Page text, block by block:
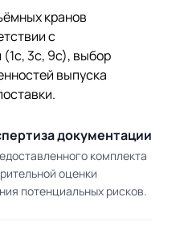
кранов
с
3с, 9с), выбор
выпуска
документации
комплекта
оценки
потенциальных рисков.